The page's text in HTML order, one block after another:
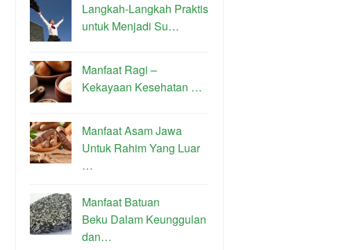
Langkah-Langkah Praktis
untuk Menjadi Su…
Manfaat Ragi –
Kekayaan Kesehatan …
Manfaat Asam Jawa
Untuk Rahim Yang Luar
…
Manfaat Batuan
Beku Dalam Keunggulan
dan…